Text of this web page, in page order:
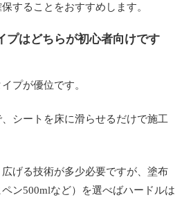
することをおすすめします。
プはどちらが初心者向けです
プが優位です。
シートを床に滑らせるだけで施工
げる技術が多少必要ですが、塗布
ン500mlなど）を選べばハードルは